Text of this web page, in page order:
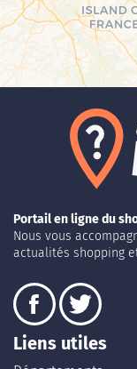
Portail en ligne du
Nous vous
actualités shopping
Liens utiles